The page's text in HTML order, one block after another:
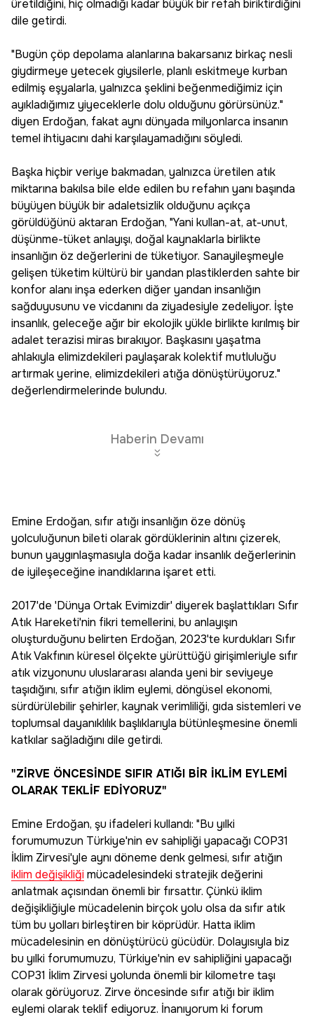
üretildiğini, hiç olmadığı kadar büyük bir refah biriktirdiğini
dile getirdi.
"Bugün çöp depolama alanlarına bakarsanız birkaç nesli
giydirmeye yetecek giysilerle, planlı eskitmeye kurban
edilmiş eşyalarla, yalnızca şeklini beğenmediğimiz için
ayıkladığımız yiyeceklerle dolu olduğunu görürsünüz."
diyen Erdoğan, fakat aynı dünyada milyonlarca insanın
temel ihtiyacını dahi karşılayamadığını söyledi.
Başka hiçbir veriye bakmadan, yalnızca üretilen atık
miktarına bakılsa bile elde edilen bu refahın yanı başında
büyüyen büyük bir adaletsizlik olduğunu açıkça
görüldüğünü aktaran Erdoğan, "Yani kullan-at, at-unut,
düşünme-tüket anlayışı, doğal kaynaklarla birlikte
insanlığın öz değerlerini de tüketiyor. Sanayileşmeyle
gelişen tüketim kültürü bir yandan plastiklerden sahte bir
konfor alanı inşa ederken diğer yandan insanlığın
sağduyusunu ve vicdanını da ziyadesiyle zedeliyor. İşte
insanlık, geleceğe ağır bir ekolojik yükle birlikte kırılmış bir
adalet terazisi miras bırakıyor. Başkasını yaşatma
ahlakıyla elimizdekileri paylaşarak kolektif mutluluğu
artırmak yerine, elimizdekileri atığa dönüştürüyoruz."
değerlendirmelerinde bulundu.
Haberin Devamı
Emine Erdoğan, sıfır atığı insanlığın öze dönüş
yolculuğunun bileti olarak gördüklerinin altını çizerek,
bunun yaygınlaşmasıyla doğa kadar insanlık değerlerinin
de iyileşeceğine inandıklarına işaret etti.
2017'de 'Dünya Ortak Evimizdir' diyerek başlattıkları Sıfır
Atık Hareketi'nin fikri temellerini, bu anlayışın
oluşturduğunu belirten Erdoğan, 2023'te kurdukları Sıfır
Atık Vakfının küresel ölçekte yürüttüğü girişimleriyle sıfır
atık vizyonunu uluslararası alanda yeni bir seviyeye
taşıdığını, sıfır atığın iklim eylemi, döngüsel ekonomi,
sürdürülebilir şehirler, kaynak verimliliği, gıda sistemleri ve
toplumsal dayanıklılık başlıklarıyla bütünleşmesine önemli
katkılar sağladığını dile getirdi.
"ZİRVE ÖNCESİNDE SIFIR ATIĞI BİR İKLİM EYLEMİ
OLARAK TEKLİF EDİYORUZ"
Emine Erdoğan, şu ifadeleri kullandı: "Bu yılki
forumumuzun Türkiye'nin ev sahipliği yapacağı COP31
İklim Zirvesi'yle aynı döneme denk gelmesi, sıfır atığın
iklim değişikliğimücadelesindeki stratejik değerini
anlatmak açısından önemli bir fırsattır. Çünkü iklim
değişikliğiyle mücadelenin birçok yolu olsa da sıfır atık
tüm bu yolları birleştiren bir köprüdür. Hatta iklim
mücadelesinin en dönüştürücü gücüdür. Dolayısıyla biz
bu yılki forumumuzu, Türkiye'nin ev sahipliğini yapacağı
COP31 İklim Zirvesi yolunda önemli bir kilometre taşı
olarak görüyoruz. Zirve öncesinde sıfır atığı bir iklim
eylemi olarak teklif ediyoruz. İnanıyorum ki forum